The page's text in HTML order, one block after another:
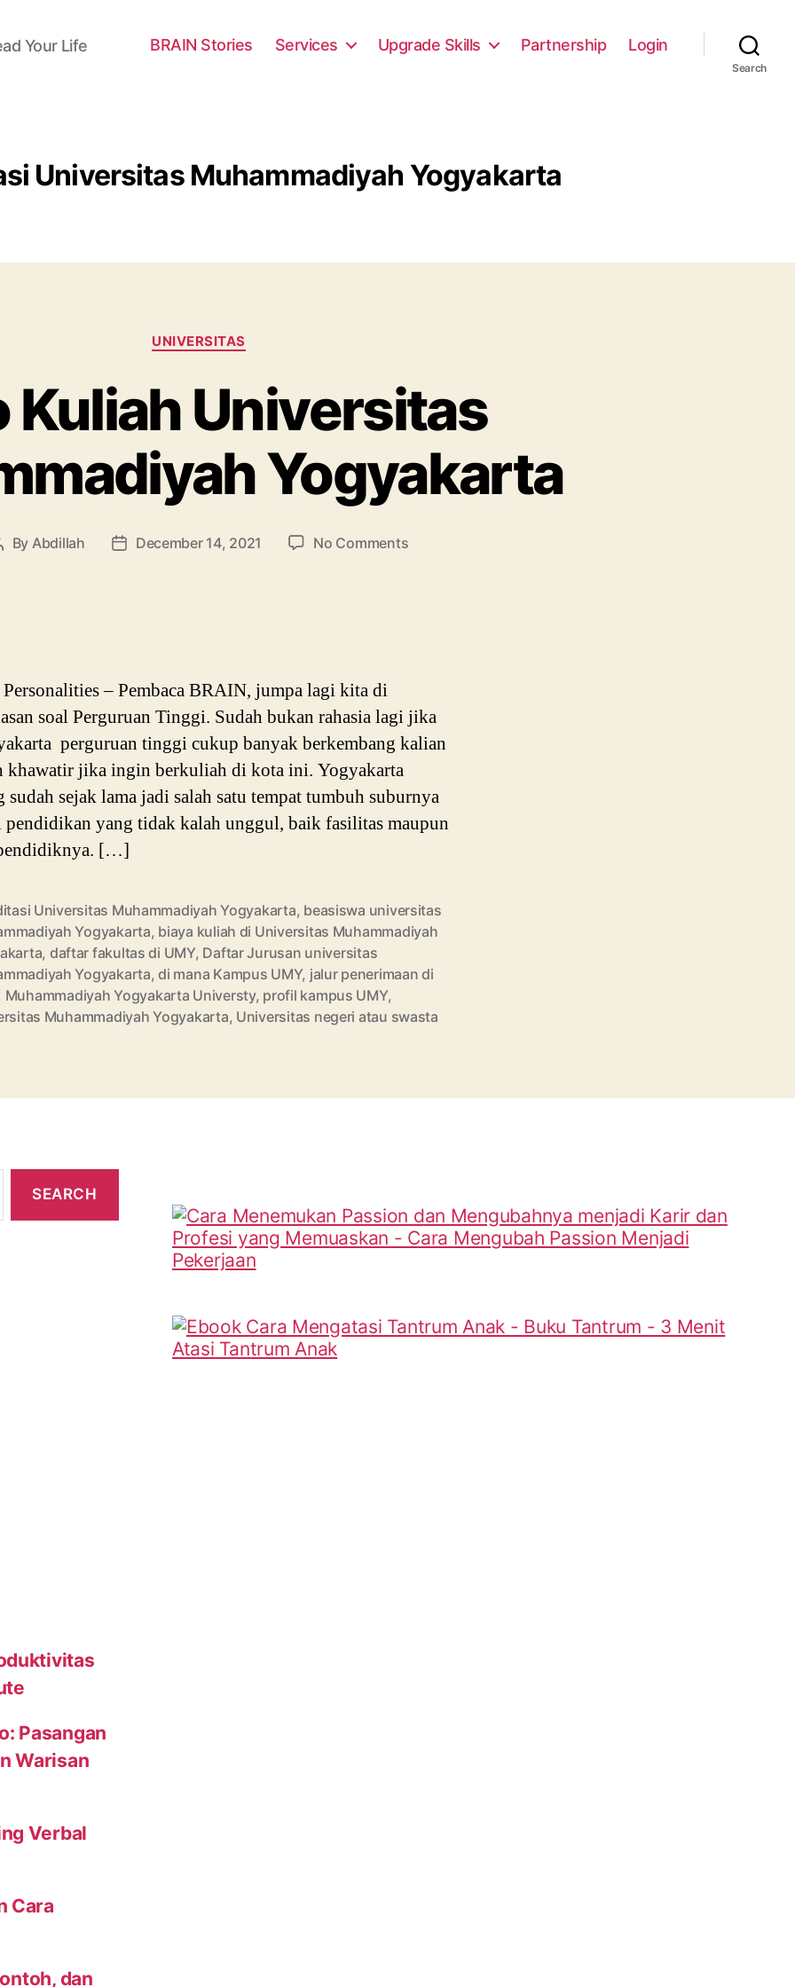
Your Life BRAIN Stories Services Upgrade Skills Partnership Login
Search
Universitas Muhammadiyah Yogyakarta
Categories
UNIVERSITAS
Kuliah Universitas
Yogyakarta
By Abdillah
PostDecember 14, 2021 No Commentson
– Pembaca BRAIN, jumpa lagi kita di
soal Perguruan Tinggi. Sudah bukan rahasia lagi jika
perguruan tinggi cukup banyak berkembang kalian
khawatir jika ingin berkuliah di kota ini. Yogyakarta
sudah sejak lama jadi salah satu tempat tumbuh suburnya
yang tidak kalah unggul, baik fasilitas maupun
[…]
Universitas Muhammadiyah Yogyakarta, beasiswa universitas
Yogyakarta, biaya kuliah di Universitas Muhammadiyah
, daftar fakultas di UMY, Daftar Jurusan universitas
Yogyakarta,di mana Kampus UMY, jalur penerimaan di
Muhammadiyah Yogyakarta Universty, profil kampus UMY,
Muhammadiyah Yogyakarta, Universitas negeri atau swasta
Pasangan
Warisan
Verbal
Cara
dan